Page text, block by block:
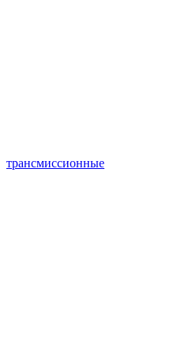
трансмиссионные